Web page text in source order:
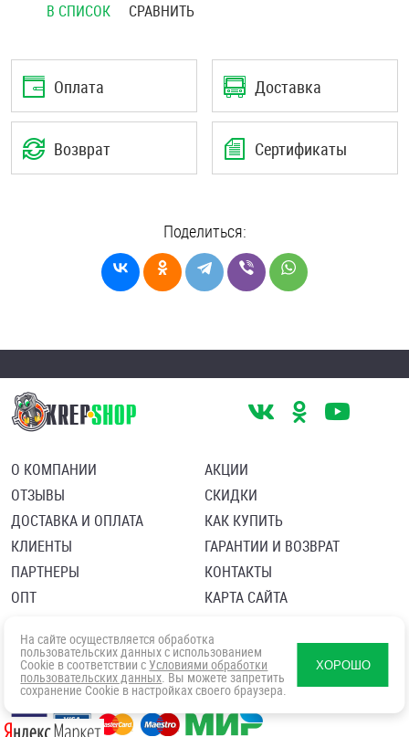
В СПИСОК СРАВНИТЬ
Оплата Доставка
Возврат Сертификаты
Поделиться:
О КОМПАНИИ
ОТЗЫВЫ
ДОСТАВКА И ОПЛАТА
КЛИЕНТЫ
ПАРТНЕРЫ
ОПТ
АКЦИИ
СКИДКИ
КАК КУПИТЬ
ГАРАНТИИ И ВОЗВРАТ
КОНТАКТЫ
КАРТА САЙТА
Политика в отношении обработки персональных данных
Согласие посетителя сайта на обработку персональных данны
На сайте осуществляется обработка
пользовательских данных с использованием
Cookie в соответствии с Условиями обработки
пользовательских данных. Вы можете запретить
сохранение Cookie в настройках своего браузера.
ХОРОШО